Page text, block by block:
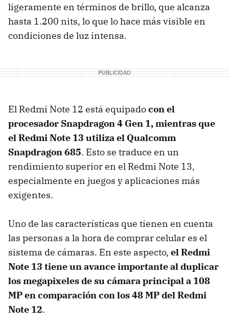
ligeramente en términos de brillo, que alcanza
hasta 1.200 nits, lo que lo hace más visible en
condiciones de luz intensa.
El Redmi Note 12 está equipadocon el
procesador Snapdragon 4 Gen 1, mientras que
el Redmi Note 13 utiliza el Qualcomm
Snapdragon 685. Esto se traduce en un
rendimiento superior en el Redmi Note 13,
especialmente en juegos y aplicaciones más
exigentes.
Uno de las características que tienen en cuenta
las personas a la hora de comprar celular es el
sistema de cámaras. En este aspecto, el Redmi
Note 13 tiene un avance importante al duplicar
los megapixeles de su cámara principal a 108
MP en comparación con los 48 MP del Redmi
Note 12.